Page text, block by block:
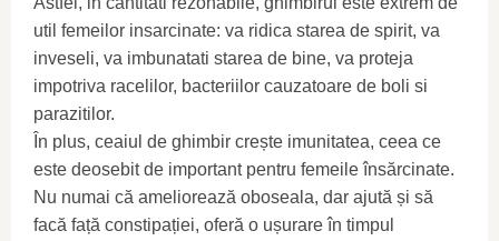
util femeilor insarcinate: va ridica starea de spirit, va
inveseli, va imbunatati starea de bine, va proteja
impotriva racelilor, bacteriilor cauzatoare de boli si
parazitilor.
În plus, ceaiul de ghimbir crește imunitatea, ceea ce
este deosebit de important pentru femeile însărcinate.
Nu numai că ameliorează oboseala, dar ajută și să
facă față constipației, oferă o ușurare în timpul